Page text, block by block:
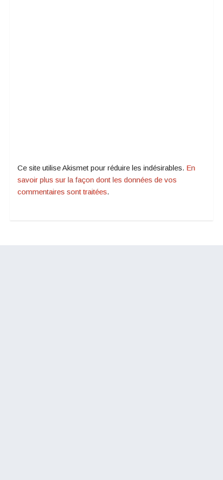
Ce site utilise Akismet pour réduire les indésirables. En
savoir plus sur la façon dont les données de vos
commentaires sont traitées.